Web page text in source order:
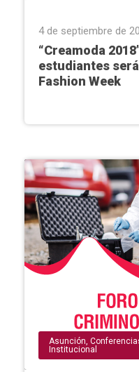
4 de septiembre de
“Creamoda
estudiantes
Fashion Week
Asunción,
Institucional